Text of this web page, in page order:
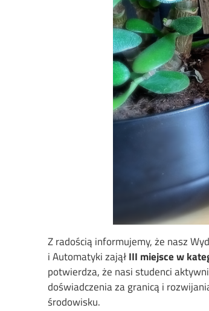
Z radością informujemy, że nasz
i Automatyki zająłIII miejsce w
potwierdza, że nasi studenci
doświadczenia za granicą i
środowisku.